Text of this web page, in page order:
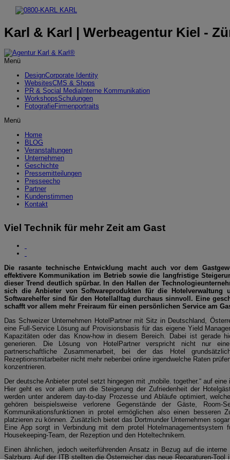
Karl & Karl | Werbeagentur Kiel -
Menü
DesignCorporate Identity
WebsitesCMS & Shops
PR & Social Media Interne Kommunikation
WorkshopsSchulungen
FotografieFirmenportraits
Menü
Home
BLOG
Veranstaltungen
Unternehmen
Geschichte
Pressemitteilungen
Presseecho
Partner
Kundenstimmen
Kontakt
Viel Technik für mehr Zeit am Gast
Die rasante technische Entwicklung macht auch vor dem
effektivere Kommunikation im Betrieb sowie die langfristige
dieser Trend deutlich spürbar. In den Hallen der
sich die Anbieter von Softwareprodukten für die Hotelverwaltung
Softwarehelfer sind für den Hotellalltag durchaus sinnvoll. Eine
schafft vor allem mehr Freiraum für einen persönlichen Service am
Das Schweizer Unternehmen HotelPartner mit Sitz in Deutschland,
eine Full-Service Lösung auf Provisionsbasis für das eigene Yield
Kapazitäten oder das Know-how in diesem Bereich. Dabei ist gerade
generieren. Die Lösung von HotelPartner verspricht nicht nur
partnerschaftliche Zusammenarbeit, bei der das Hotel
Rezeptionsmitarbeiter nicht mehr nebenbei online irgendwelche Raten
konzentrieren.
Der deutsche Anbieter protel setzt hingegen mit „mobile. together.“ auf
Hier geht es vor allem um die Steigerung der Zufriedenheit der
werden unter anderem day-to-day Prozesse und Abläufe optimiert,
gehören beispielsweise verlorene Gegenstände der Gäste,
Kommunikationsfunktionen in protel ermöglichen also einen
platzieren zu können. Zusätzlich bietet das Dortmunder Unternehmen
Eine App sorgt in Verbindung mit dem protel Hotelmanagementsystem
Housekeeping-Team, der Rezeption und den Hoteltechnikern.
Einen ähnlichen, jedoch weiterführenden Ansatz in Bezug auf die
Salzburg. Auf der ITB stellten die Österreicher das neue Reparaturen-